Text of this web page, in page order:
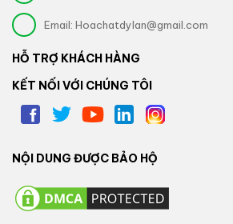
Email: Hoachatdylan@gmail.com
HỖ TRỢ KHÁCH HÀNG
KẾT NỐI VỚI CHÚNG TÔI
NỘI DUNG ĐƯỢC BẢO HỘ